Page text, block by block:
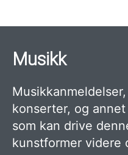
Musikk
konserter, og
som kan drive
kunstformer videre